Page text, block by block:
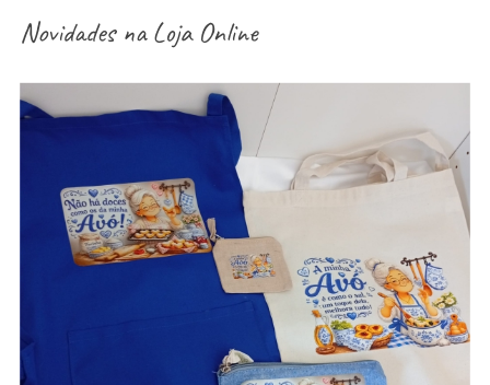
Novidades naLoja Online
aventais / Sacos / necessaires / estojos /
porta-moedas dia dos avós – vários modelos